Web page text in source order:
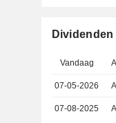
Vandaag
07-05-2026
07-08-2025